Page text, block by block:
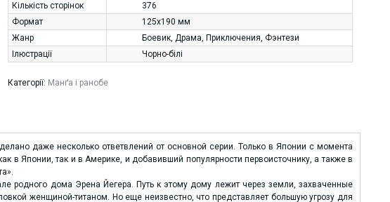
Кількість сторінок
376
Формат
125х190 мм
Жанр
Боевик, Драма, Приключения, Фэнтези
Ілюстрації
Чорно-білі
Категорії: Манґа і ранобе
даже несколько ответвлений от основной серии. Только в Японии с момента
в Японии, так и в Америке, и добавивший популярности первоисточнику, а также в
родного дома Эрена Йегера. Путь к этому дому лежит через земли, захваченные
женщиной-титаном. Но еще неизвестно, что представляет большую угрозу для